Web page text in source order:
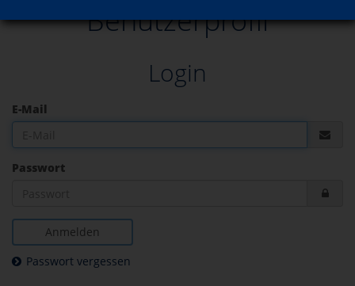
Benutzerprofil
Login
E-Mail
Passwort
Anmelden
Passwort vergessen